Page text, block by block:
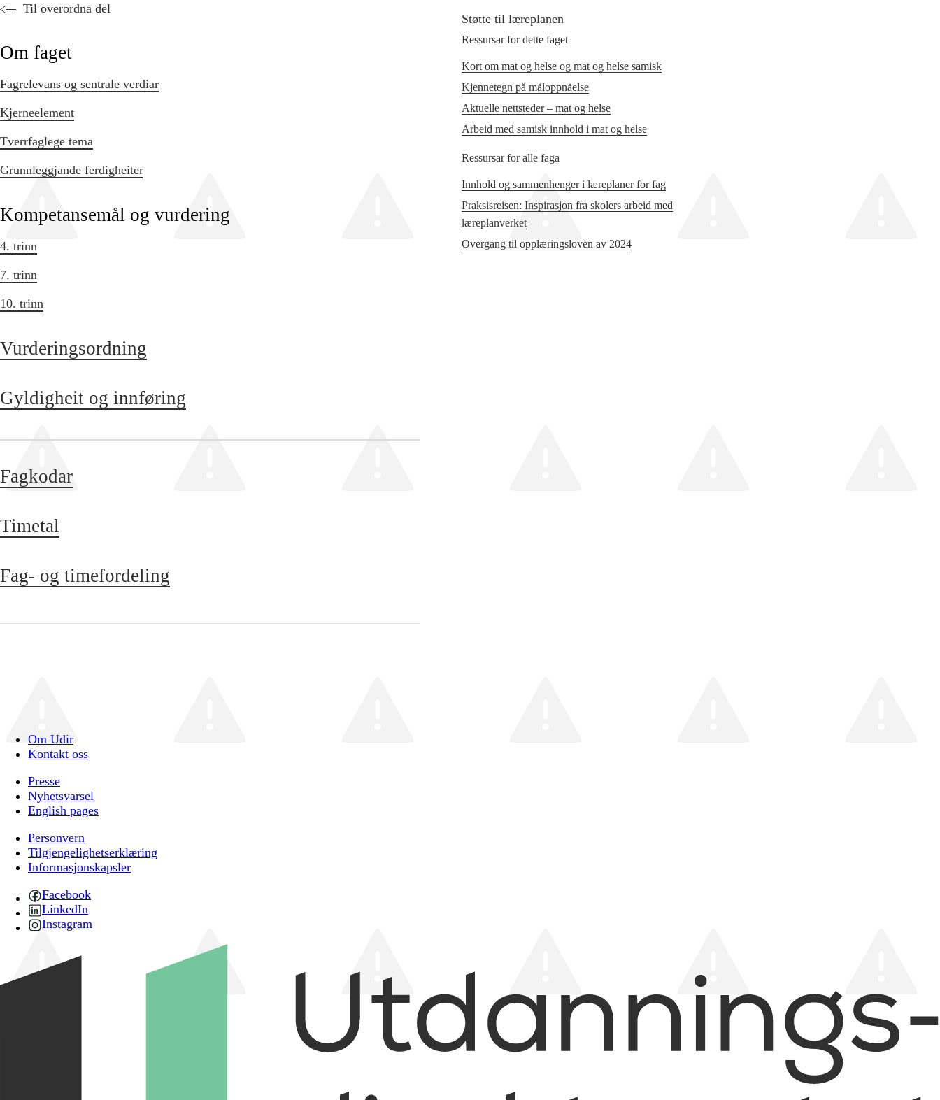
Til overordna del
Om faget
Fagrelevans og sentrale verdiar
Kjerneelement
Tverrfaglege tema
Grunnleggjande ferdigheiter
Kompetansemål og vurdering
4. trinn
7. trinn
10. trinn
Vurderingsordning
Gyldigheit og innføring
Fagkodar
Timetal
Fag- og timefordeling
Støtte til læreplanen
Ressursar for dette faget
Kort om mat og helse og mat og helse samisk
Kjennetegn på måloppnåelse
Aktuelle nettsteder – mat og helse
Arbeid med samisk innhold i mat og helse
Ressursar for alle faga
Innhold og sammenhenger i læreplaner for fag
Praksisreisen: Inspirasjon fra skolers arbeid med
læreplanverket
Overgang til opplæringsloven av 2024
Om Udir
Kontakt oss
Presse
Nyhetsvarsel
English pages
Personvern
Tilgjengelighetserklæring
Informasjonskapsler
Facebook
LinkedIn
Instagram